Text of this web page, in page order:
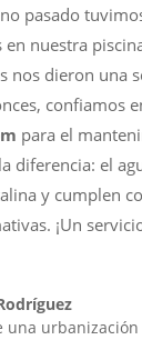
pasado
en nuestra
nos dieron una
confiamos
para el
diferencia: el
y cumplen
¡Un
una urbanización